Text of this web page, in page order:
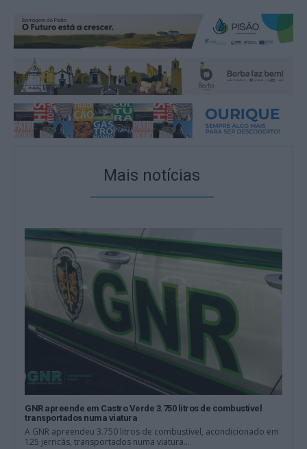
Mais notícias
GNR apreende em Castro Verde 3.750 litros de combustível
transportados numa viatura
A GNR apreendeu 3.750 litros de combustível, acondicionado em
125 jerricãs, transportados numa viatura...